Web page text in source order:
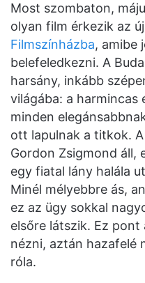
Most szombaton,
olyan film érkezik az
Filmszínházba, amibe
belefeledkezni. A
harsány, inkább
világába: a harmincas
minden
ott lapulnak a titkok.
Gordon Zsigmond áll,
egy fiatal lány halála
Minél mélyebbre ás,
ez az ügy sokkal
elsőre látszik. Ez
nézni, aztán hazafelé
róla.